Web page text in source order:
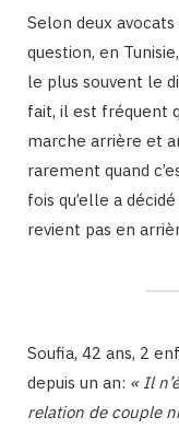
Selon deux
question, en
le plus souvent le
fait, il est fréquent
marche arrière et
rarement quand
fois qu’elle a
revient pas en
Soufia, 42 ans, 2
depuis un an: « Il
relation de couple